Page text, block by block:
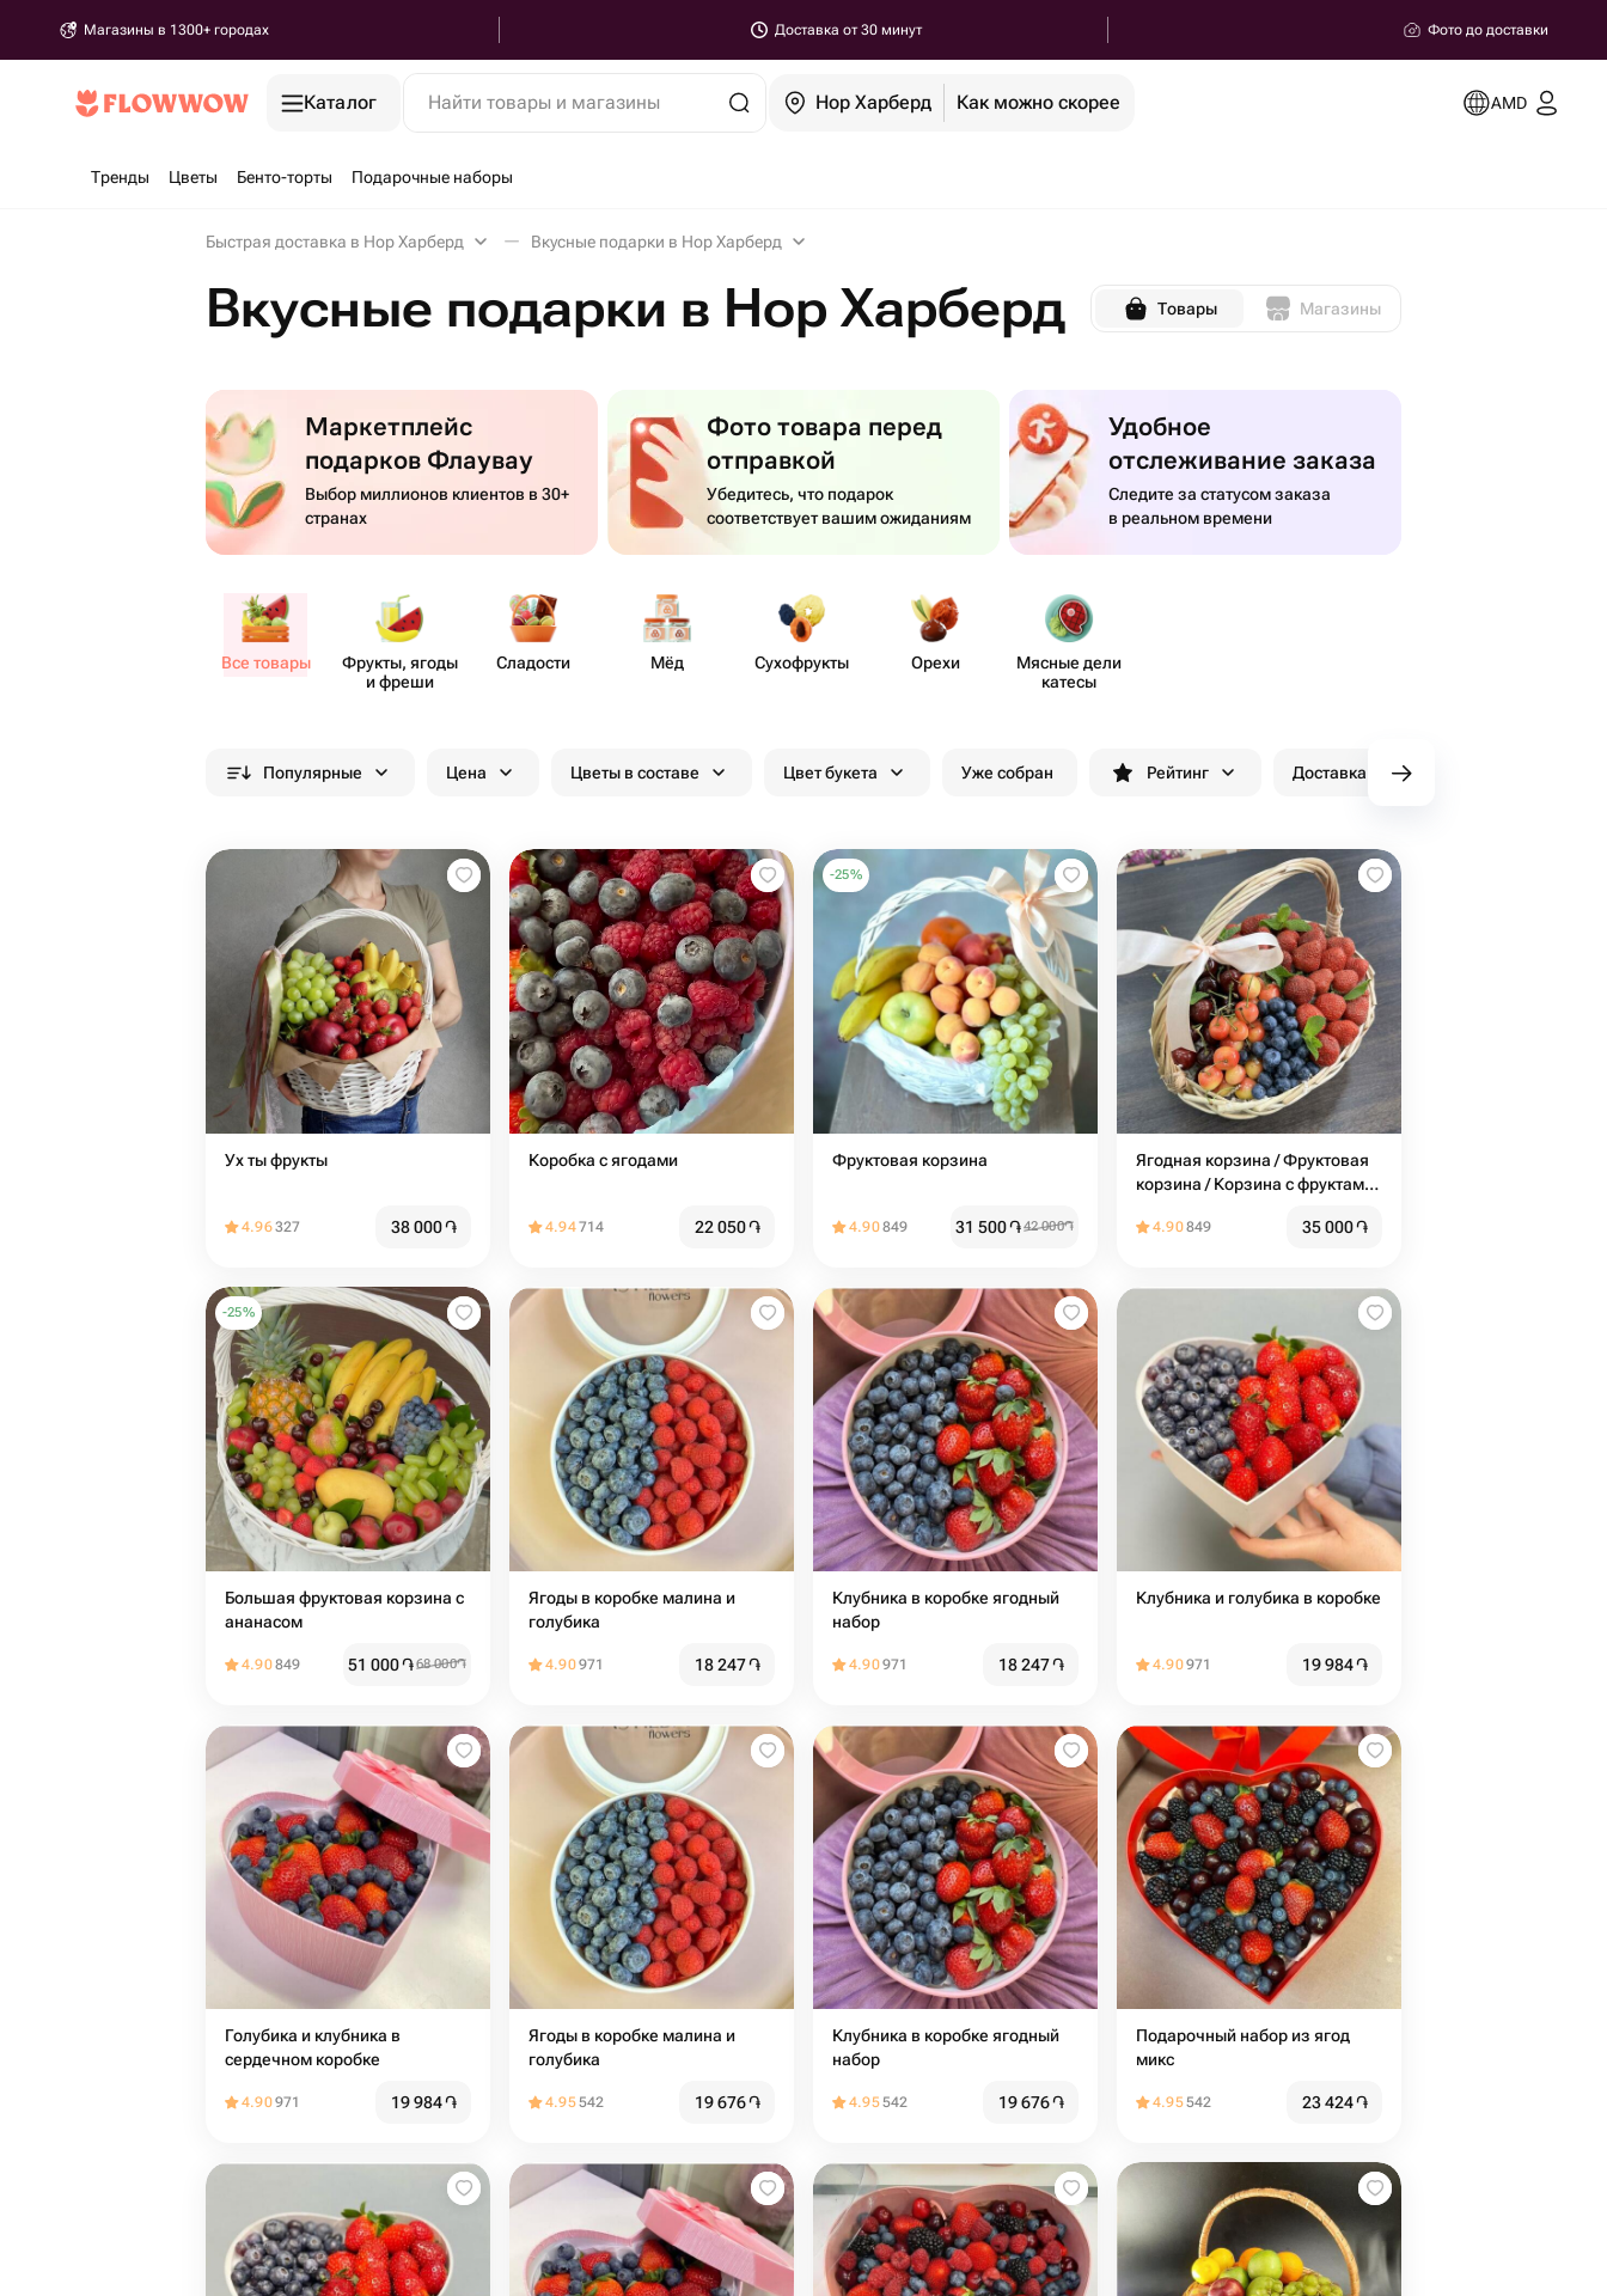
Магазины в 1300+ городах Доставка от 30 минут Фото до доставки
Каталог Найти товары и магазины Нор Харберд Как можно скорее AMD
Тренды Цветы Бенто-торты Подарочные наборы
Быстрая доставка в Нор Харберд Вкусные подарки в Нор Харберд
Вкусные подарки в Нор Харберд Товары Магазины
Маркетплейс
подарков Флаувау
Выбор миллионов клиентов в 30+
странах
Фото товара перед
отправкой
Убедитесь, что подарок
соответствует вашим ожиданиям
Удобное
отслеживание заказа
Следите за статусом заказа
в реальном времени
Все товары
Фрукты, ягоды
и фреши
Сладости Мёд Сухо​фрукты Орехи
Мясные дели​
катесы
Популярные Цена Цветы в составе Цвет букета Уже собран Рейтинг Доставка до 90 минут
Ух ты фрукты
4.96327 38 000֏
Коробка с ягодами
4.94714 22 050֏
-25%
Фруктовая корзина
4.90849 31 500֏42 000֏
Ягодная корзина / Фруктовая
корзина / Корзина с фруктами /
4.90849 35 000֏
-25%
Большая фруктовая корзина с
ананасом
4.90849 51 000֏68 000֏
Ягоды в коробке малина и
голубика
4.90971 18 247֏
Клубника в коробке ягодный
набор
4.90971 18 247֏
Клубника и голубика в коробке
4.90971 19 984֏
Голубика и клубника в
сердечном коробке
4.90971 19 984֏
Ягоды в коробке малина и
голубика
4.95542 19 676֏
Клубника в коробке ягодный
набор
4.95542 19 676֏
Подарочный набор из ягод
микс
4.95542 23 424֏